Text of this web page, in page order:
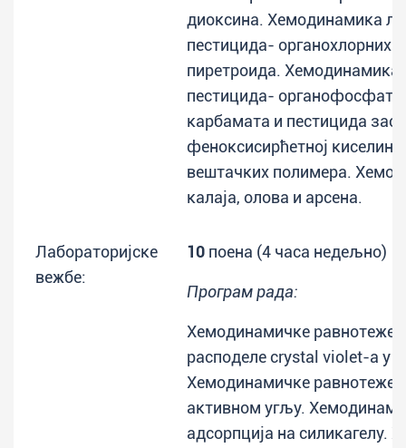
диоксина. Хемодинамика
пестицида- органохлорних
пиретроида.
пестицида-
карбамата и пестицида
феноксисирћетној
вештачких полимера.
калаја, олова и арсена.
Лабораторијске
вежбе:
10 поена (4 часа недељно)
Програм рада:
Хемодинамичке равнотеже:
расподеле crystal violet-a у
Хемодинамичке равнотеже:
активном угљу.
адсорпција на силикагелу.